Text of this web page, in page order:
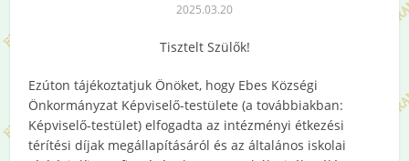
2025.03.20
Tisztelt Szülők!
Ezúton tájékoztatjuk Önöket, hogy Ebes Községi
Önkormányzat Képviselő-testülete (a továbbiakban:
Képviselő-testület) elfogadta az intézményi étkezési
térítési díjak megállapításáról és az általános iskolai